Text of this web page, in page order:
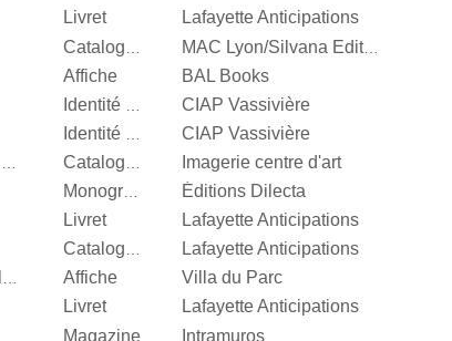
Livret
Lafayette Anticipations
MAC Lyon/Silvana Editoriale
Affiche
BAL Books
CIAP Vassivière
CIAP Vassivière
Imagerie centre d'art
Monographie
Éditions Dilecta
Livret
Lafayette Anticipations
Catalogue d’exposition
Lafayette Anticipations
Quand je n’aurai plus de feuille, […] Affiche
Villa du Parc
Livret
Lafayette Anticipations
Magazine Intramuros